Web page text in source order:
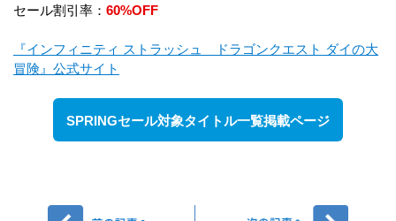
セール割引率： 60%OFF
『インフィニティ ストラッシュ ドラゴンクエスト ダイの大
冒険』公式サイト
SPRINGセール対象タイトル一覧掲載ページ